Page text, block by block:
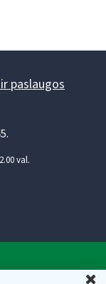
paslaugos
val.